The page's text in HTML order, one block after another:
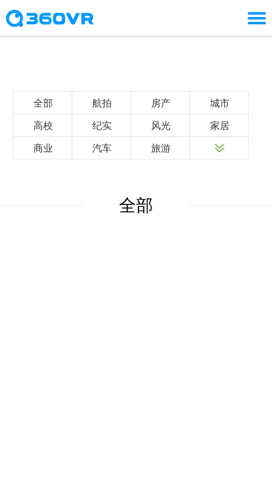
全部 航拍 房产 城市
高校 纪实 风光 家居
商业 汽车 旅游
全部